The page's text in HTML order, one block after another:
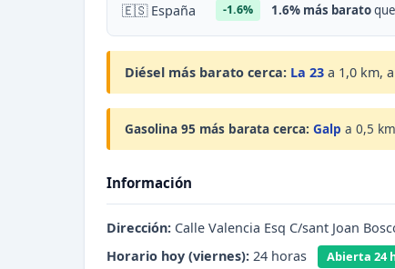
🇪🇸 España -1.6% 1.6% más barato
Diésel más barato cerca: La 23 a 1,0 km, a
Gasolina 95 más barata cerca: Galp a 0,5
Información
Dirección: Calle Valencia Esq C/sant Joan
Horario hoy (viernes): 24 horas Abierta 24